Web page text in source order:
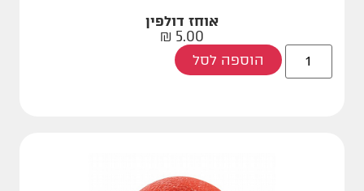
אוחז דולפין
5.00
₪
הוספה לסל